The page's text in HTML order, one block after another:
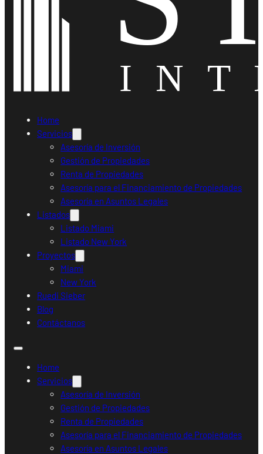
Home
Servicios
Asesoría de Inversión
Gestión de Propiedades
Renta de Propiedades
Asesoría para el Financiamiento de Propiedades
Asesoría en Asuntos Legales
Listados
Listado Miami
Listado New York
Proyectos
Miami
New York
Ruedi Sieber
Blog
Contáctanos
Home
Servicios
Asesoría de Inversión
Gestión de Propiedades
Renta de Propiedades
Asesoría para el Financiamiento de Propiedades
Asesoría en Asuntos Legales